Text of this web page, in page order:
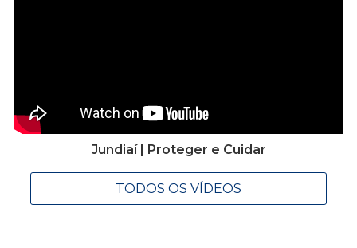
Jundiaí | Proteger e Cuidar
TODOS OS VÍDEOS